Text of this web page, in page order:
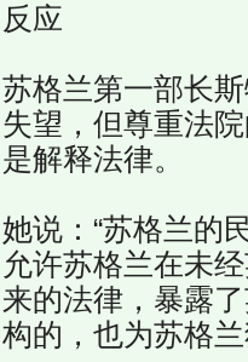
反应
苏格兰第一部长
失望，但尊重法
是解释法律。
她说：“苏格兰的
允许苏格兰在未
来的法律，暴露
构的，也为苏格